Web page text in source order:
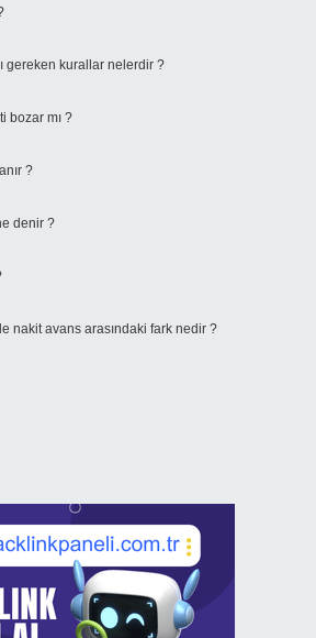
gereken kurallar nelerdir ?
bozar mı ?
?
denir ?
nakit avans arasındaki fark nedir ?